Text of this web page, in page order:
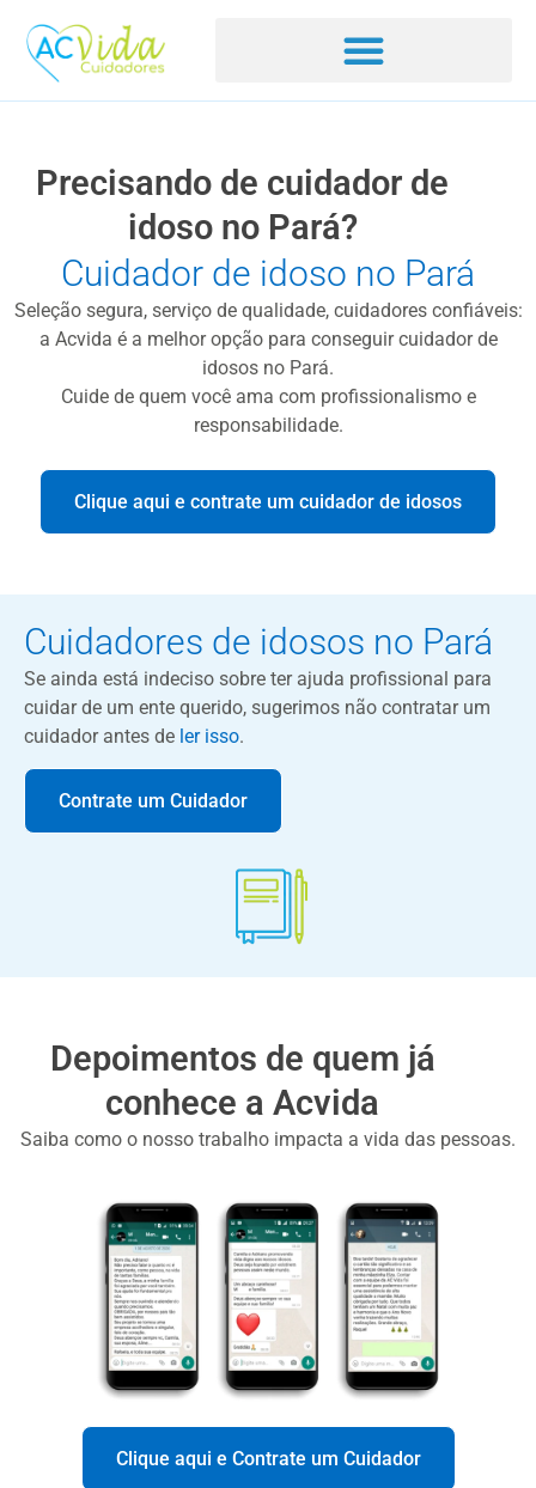
Precisando de cuidador de
idoso no Pará?
Cuidador de idoso no Pará
Seleção segura, serviço de qualidade, cuidadores confiáveis:
a Acvida é a melhor opção para conseguir cuidador de
idosos no Pará.
Cuide de quem você ama com profissionalismo e
responsabilidade.
Clique aqui e contrate um cuidador de idosos
Cuidadores de idosos no Pará
Se ainda está indeciso sobre ter ajuda profissional para
cuidar de um ente querido, sugerimos não contratar um
cuidador antes de ler isso.
Contrate um Cuidador
Depoimentos de quem já
conhece a Acvida
Saiba como o nosso trabalho impacta a vida das pessoas.
Clique aqui e Contrate um Cuidador